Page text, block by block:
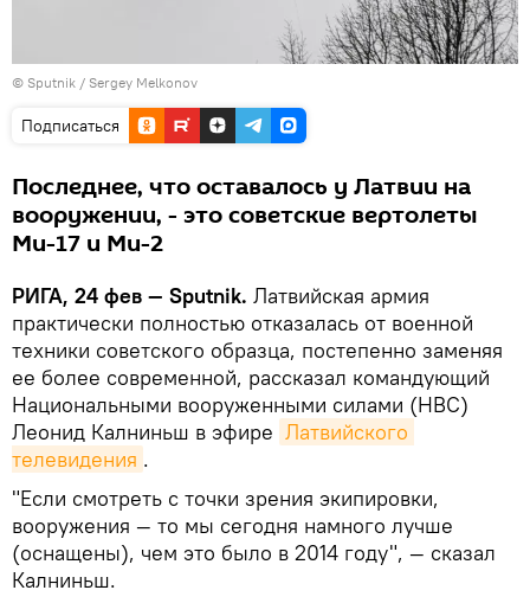
© Sputnik / Sergey Melkonov
Подписаться
Последнее, что оставалось у Латвии на
вооружении, - это советские вертолеты
Ми-17 и Ми-2
РИГА, 24 фев — Sputnik. Латвийская армия
практически полностью отказалась от военной
техники советского образца, постепенно заменяя
ее более современной, рассказал командующий
Национальными вооруженными силами (НВС)
Леонид Калниньш в эфире Латвийского
телевидения .
"Если смотреть с точки зрения экипировки,
вооружения — то мы сегодня намного лучше
(оснащены), чем это было в 2014 году", — сказал
Калниньш.